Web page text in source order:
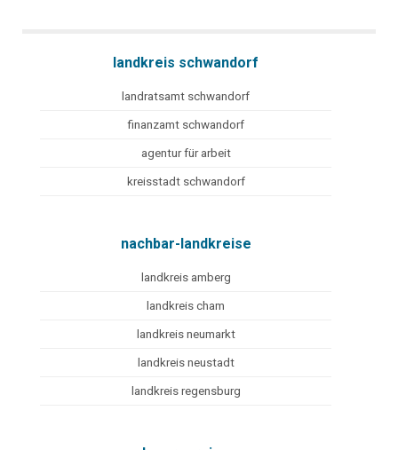
landkreis schwandorf
landratsamt schwandorf
finanzamt schwandorf
agentur für arbeit
kreisstadt schwandorf
nachbar-landkreise
landkreis amberg
landkreis cham
landkreis neumarkt
landkreis neustadt
landkreis regensburg